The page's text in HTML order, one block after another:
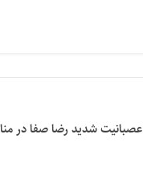
عصبانیت شدید رضا صفا در